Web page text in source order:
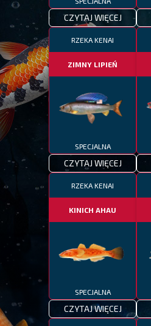
CZYTAJ WIĘCEJ
RZEKA KENAI
ZIMNY LIPIEŃ
SPECJALNA
CZYTAJ WIĘCEJ
RZEKA KENAI
KINICH AHAU
SPECJALNA
CZYTAJ WIĘCEJ